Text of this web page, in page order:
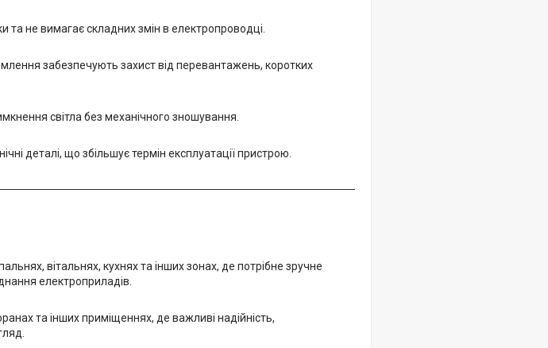
та не вимагає складних змін в електропроводці.
забезпечують захист від перевантажень, коротких
світла без механічного зношування.
деталі, що збільшує термін експлуатації пристрою.
вітальнях, кухнях та інших зонах, де потрібне зручне
електроприладів.
та інших приміщеннях, де важливі надійність,